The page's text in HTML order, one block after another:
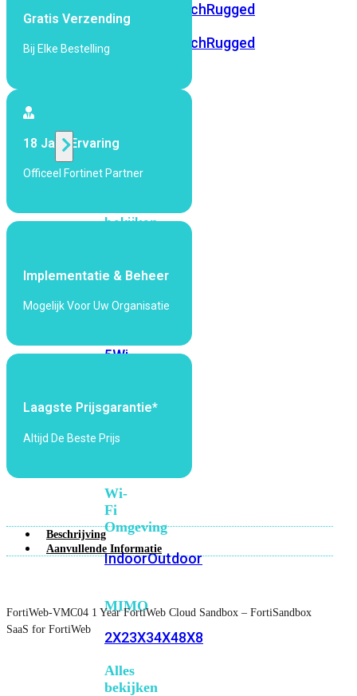
FortiSwitchRugged
216F-
POE
FortiSwitchRugged
424F-
Alle
bekijken
Fi
5Wi-
Fi
Fi
Wi-
Fi
Omgeving
IndoorOutdoor
MIMO
2X23X34X48X8
Alles
bekijken
Gratis Verzending
Bij Elke Bestelling
18 Jaar Ervaring
Officeel Fortinet Partner
Implementatie & Beheer
Mogelijk Voor Uw Organisatie
Laagste Prijsgarantie*
Altijd De Beste Prijs
Beschrijving
Aanvullende Informatie
FortiWeb-VMC04 1 Year FortiWeb Cloud Sandbox – FortiSandbox
SaaS for FortiWeb